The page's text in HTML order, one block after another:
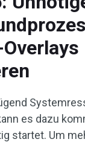
es dazu
startet. Um